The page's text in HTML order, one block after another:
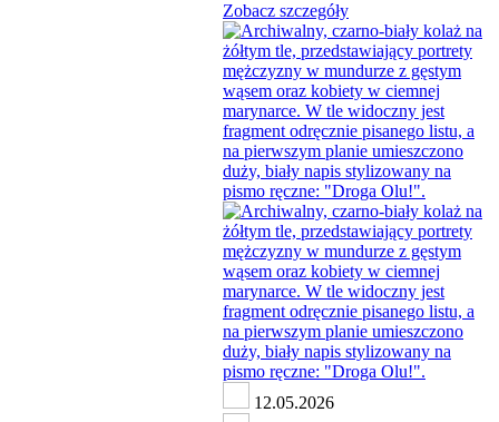
Zobacz szczegóły
12.05.2026